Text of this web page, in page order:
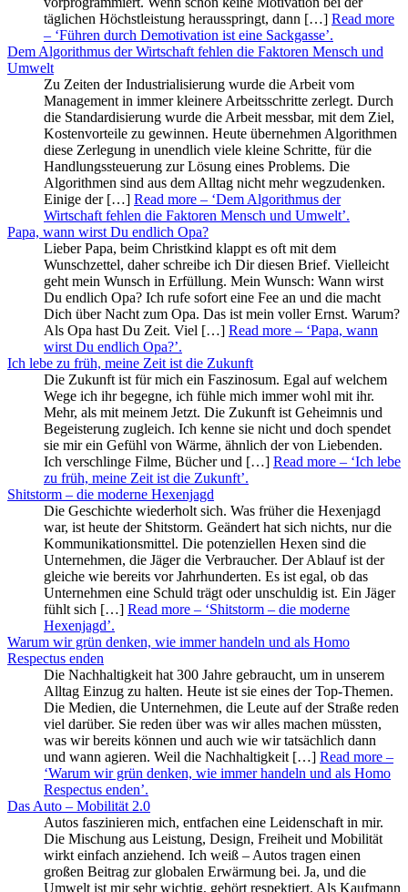
täglichen Höchstleistung herausspringt, dann […] Read more
– ‘Führen durch Demotivation ist eine Sackgasse’.
Dem Algorithmus der Wirtschaft fehlen die Faktoren Mensch und
Umwelt
Zu Zeiten der Industrialisierung wurde die Arbeit vom
Management in immer kleinere Arbeitsschritte zerlegt. Durch
die Standardisierung wurde die Arbeit messbar, mit dem Ziel,
Kostenvorteile zu gewinnen. Heute übernehmen Algorithmen
diese Zerlegung in unendlich viele kleine Schritte, für die
Handlungssteuerung zur Lösung eines Problems. Die
Algorithmen sind aus dem Alltag nicht mehr wegzudenken.
Einige der […] Read more – ‘Dem Algorithmus der
Wirtschaft fehlen die Faktoren Mensch und Umwelt’.
Papa, wann wirst Du endlich Opa?
Lieber Papa, beim Christkind klappt es oft mit dem
Wunschzettel, daher schreibe ich Dir diesen Brief. Vielleicht
geht mein Wunsch in Erfüllung. Mein Wunsch: Wann wirst
Du endlich Opa? Ich rufe sofort eine Fee an und die macht
Dich über Nacht zum Opa. Das ist mein voller Ernst. Warum?
Als Opa hast Du Zeit. Viel […] Read more – ‘Papa, wann
wirst Du endlich Opa?’.
Ich lebe zu früh, meine Zeit ist die Zukunft
Die Zukunft ist für mich ein Faszinosum. Egal auf welchem
Wege ich ihr begegne, ich fühle mich immer wohl mit ihr.
Mehr, als mit meinem Jetzt. Die Zukunft ist Geheimnis und
Begeisterung zugleich. Ich kenne sie nicht und doch spendet
sie mir ein Gefühl von Wärme, ähnlich der von Liebenden.
Ich verschlinge Filme, Bücher und […] Read more – ‘Ich lebe
zu früh, meine Zeit ist die Zukunft’.
Shitstorm – die moderne Hexenjagd
Die Geschichte wiederholt sich. Was früher die Hexenjagd
war, ist heute der Shitstorm. Geändert hat sich nichts, nur die
Kommunikationsmittel. Die potenziellen Hexen sind die
Unternehmen, die Jäger die Verbraucher. Der Ablauf ist der
gleiche wie bereits vor Jahrhunderten. Es ist egal, ob das
Unternehmen eine Schuld trägt oder unschuldig ist. Ein Jäger
fühlt sich […] Read more – ‘Shitstorm – die moderne
Hexenjagd’.
Warum wir grün denken, wie immer handeln und als Homo
Respectus enden
Die Nachhaltigkeit hat 300 Jahre gebraucht, um in unserem
Alltag Einzug zu halten. Heute ist sie eines der Top-Themen.
Die Medien, die Unternehmen, die Leute auf der Straße reden
viel darüber. Sie reden über was wir alles machen müssten,
was wir bereits können und auch wie wir tatsächlich dann
und wann agieren. Weil die Nachhaltigkeit […] Read more –
‘Warum wir grün denken, wie immer handeln und als Homo
Respectus enden’.
Das Auto – Mobilität 2.0
Autos faszinieren mich, entfachen eine Leidenschaft in mir.
Die Mischung aus Leistung, Design, Freiheit und Mobilität
wirkt einfach anziehend. Ich weiß – Autos tragen einen
großen Beitrag zur globalen Erwärmung bei. Ja, und die
Umwelt ist mir sehr wichtig, gehört respektiert. Als Kaufmann